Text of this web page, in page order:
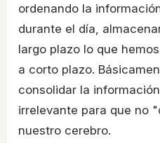
ordenando la
durante el día,
largo plazo lo que
a corto plazo.
consolidar la
irrelevante para que no
nuestro cerebro.